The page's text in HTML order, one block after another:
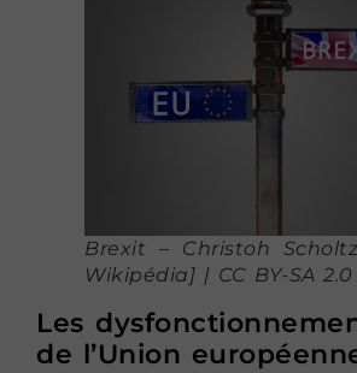
Brexit – Christoh
Wikipédia] | CC BY-SA 2.0
Les
de l’Union